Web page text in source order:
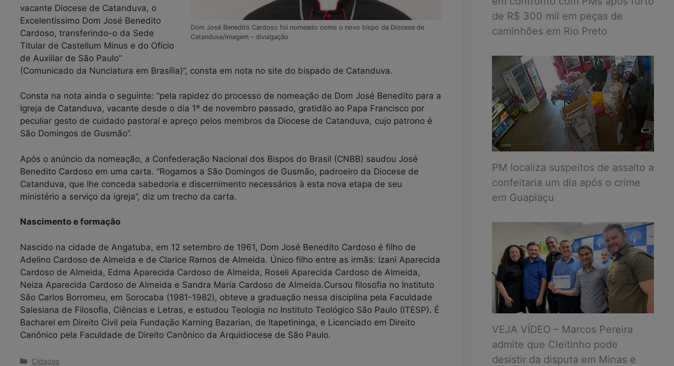
Dom José Benedito Cardoso foi nomeado como o novo bispo da Diocese de
Catanduva/imagem – divulgação
vacante Diocese de Catanduva, o
Excelentíssimo Dom José Benedito
Cardoso, transferindo-o da Sede
Titular de Castellum Minus e do Ofício
de Auxiliar de São Paulo”
(Comunicado da Nunciatura em Brasília)”, consta em nota no site do bispado de Catanduva.
Consta na nota ainda o seguinte: “pela rapidez do processo de nomeação de Dom José Benedito para a
Igreja de Catanduva, vacante desde o dia 1º de novembro passado, gratidão ao Papa Francisco por
peculiar gesto de cuidado pastoral e apreço pelos membros da Diocese de Catanduva, cujo patrono é
São Domingos de Gusmão”.
Após o anúncio da nomeação, a Confederação Nacional dos Bispos do Brasil (CNBB) saudou José
Benedito Cardoso em uma carta. “Rogamos a São Domingos de Gusmão, padroeiro da Diocese de
Catanduva, que lhe conceda sabedoria e discernimento necessários à esta nova etapa de seu
ministério a serviço da igreja”, diz um trecho da carta.
Nascimento e formação
Nascido na cidade de Angatuba, em 12 setembro de 1961, Dom José Benedito Cardoso é filho de
Adelino Cardoso de Almeida e de Clarice Ramos de Almeida. Único filho entre as irmãs: Izani Aparecida
Cardoso de Almeida, Edma Aparecida Cardoso de Almeida, Roseli Aparecida Cardoso de Almeida,
Neiza Aparecida Cardoso de Almeida e Sandra Maria Cardoso de Almeida.Cursou filosofia no Instituto
São Carlos Borromeu, em Sorocaba (1981-1982), obteve a graduação nessa disciplina pela Faculdade
Salesiana de Filosofia, Ciências e Letras, e estudou Teologia no Instituto Teológico São Paulo (ITESP). É
Bacharel em Direito Civil pela Fundação Karning Bazarian, de Itapetininga, e Licenciado em Direito
Canônico pela Faculdade de Direito Canônico da Arquidiocese de São Paulo.
Categorias
Cidades
de R$ 300 mil em peças de
caminhões em Rio Preto
PM localiza suspeitos de assalto a
confeitaria um dia após o crime
em Guapiaçu
VEJA VÍDEO – Marcos Pereira
admite que Cleitinho pode
desistir da disputa em Minas e